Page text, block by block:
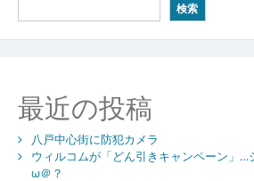
検索
最近の投稿
八戸中心街に防犯カメラ
ウィルコムが「どん引きキャンペーン」…
ω＠？